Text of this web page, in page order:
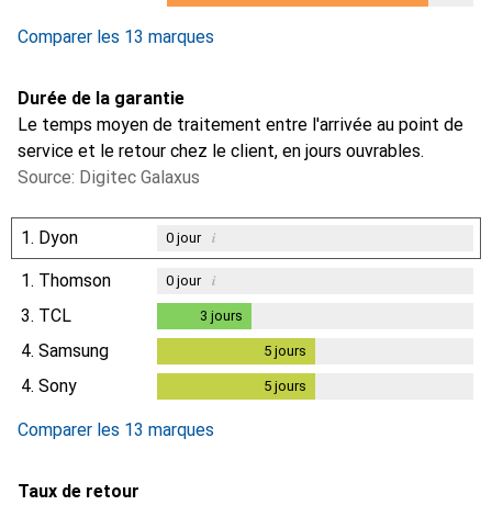
Comparer les 13 marques
Durée de la garantie
Le temps moyen de traitement entre l'arrivée au point de
service et le retour chez le client, en jours ouvrables.
Source: Digitec Galaxus
1. Dyon 0jour i
1. Thomson 0jour i
3. TCL 3 jours
4. Samsung 5jours
4. Sony 5jours
Comparer les 13 marques
Taux de retour